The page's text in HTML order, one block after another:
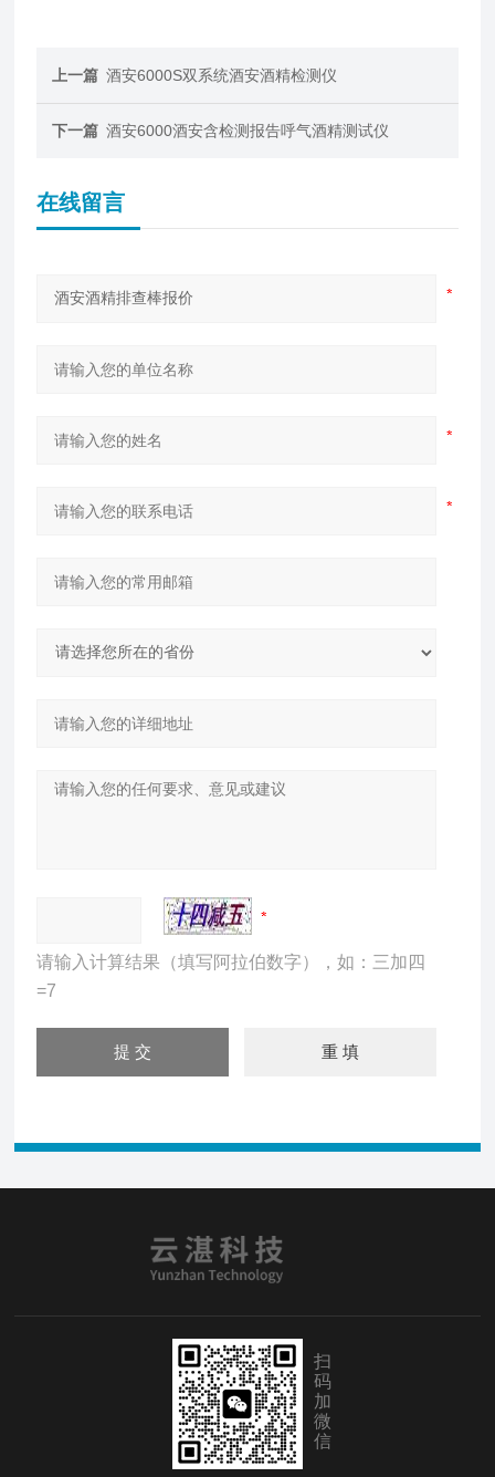
上一篇 酒安6000S双系统酒安酒精检测仪
下一篇 酒安6000酒安含检测报告呼气酒精测试仪
在线留言
请输入计算结果（填写阿拉伯数字），如：三加四
=7
扫
码
加
微
信